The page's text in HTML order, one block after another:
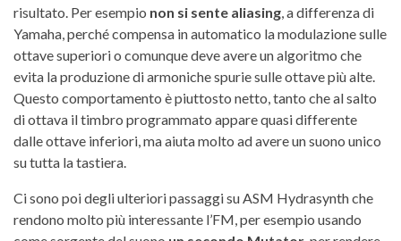
risultato. Per esempio non si sente aliasing , a differenza di
Yamaha, perché compensa in automatico la modulazione sulle
ottave superiori o comunque deve avere un algoritmo che
evita la produzione di armoniche spurie sulle ottave più alte.
Questo comportamento è piuttosto netto, tanto che al salto
di ottava il timbro programmato appare quasi differente
dalle ottave inferiori, ma aiuta molto ad avere un suono unico
su tutta la tastiera.
Ci sono poi degli ulteriori passaggi su ASM Hydrasynth che
rendono molto più interessante l’FM, per esempio usando